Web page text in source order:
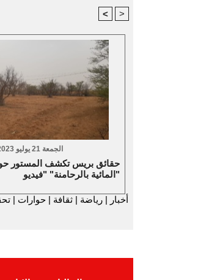
< >
الجمعة 21 يوليو 2023 - 09:42
حقائق بريس تكشف المستور
المائية بالرحامنة" "فيديو"
أخبار |رياضة |ثقافة |حوارات |